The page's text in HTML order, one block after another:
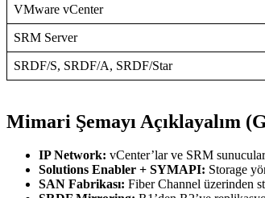
VMware vCenter
SRM Server
SRDF/S, SRDF/A, SRDF/Star
Mimari Şemayı Açıklayalım
IP Network: vCenter’lar ve SRM
Solutions Enabler + SYMAPI: Storage
SAN Fabrikası: Fiber Channel üzerinden